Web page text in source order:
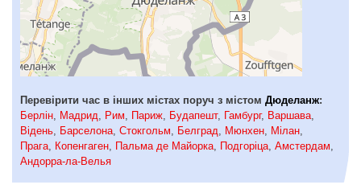
Перевірити час в інших містах поруч з містом Дюделанж:
Берлін
Мадрид Рим Париж Будапешт, Гамбург, Варшава
Відень
Барселона Стокгольм Белград Мюнхен Мілан
Прага
Копенгаген Пальма де Майорка Подгоріца Амстердам
Андорра-ла-Велья